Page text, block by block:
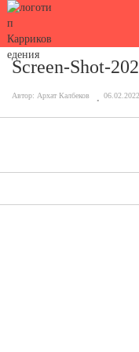
Screen-Shot-
Автор: Архат Калбеков 06.02.2022